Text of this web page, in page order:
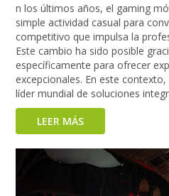
n los últimos años, el gaming
simple actividad casual para
competitivo que impulsa la
Este cambio ha sido posible
específicamente para ofrecer
excepcionales. En este
líder mundial de soluciones
LEER MÁS